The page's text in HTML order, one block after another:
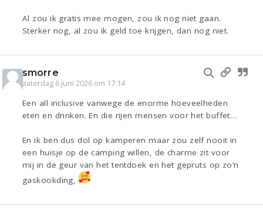
Al zou ik gratis mee mogen, zou ik nog niet gaan.
Sterker nog, al zou ik geld toe krijgen, dan nog niet.
smorre
zaterdag 6 juni 2026 om 17:14
Een all inclusive vanwege de enorme hoeveelheden
eten en drinken. En die rijen mensen voor het buffet…
En ik ben dus dol op kamperen maar zou zelf nooit in
een huisje op de camping willen, de charme zit voor
mij in de geur van het tentdoek en het gepruts op zo’n
gaskookding,